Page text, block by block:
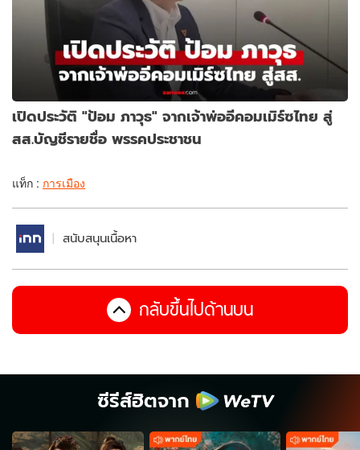
เปิดประวัติ "ป้อม ภาวุธ" จากเจ้าพ่ออีคอมเมิร์ซไทย สู่
สส.บัญชีรายชื่อ พรรคประชาชน
แท็ก : การเมือง
สนับสนุนเนื้อหา
กลับขึ้นไปด้านบน
ซีรีส์ฮิตจาก